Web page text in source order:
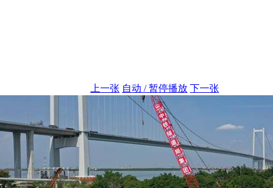
上一张 自动 / 暂停播放 下一张